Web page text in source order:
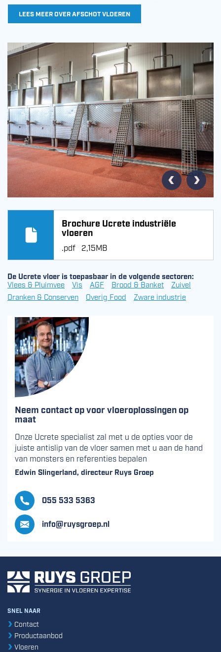
LEES MEER OVER AFSCHOT VLOEREN
Vorige Volgende
Brochure Ucrete industriële
vloeren
.pdf 2,15MB
De Ucrete vloer is toepasbaar in de volgende sectoren:
Vlees & Pluimvee
Vis AGF Brood & Banket
Zuivel
Dranken & Conserven
Overig Food Zware industrie
Neem contact op voor vloeroplossingen op
maat
Onze Ucrete specialist zal met u de opties voor de
juiste antislip van de vloer samen met u aan de hand
van monsters en referenties bepalen
Edwin Slingerland, directeur Ruys Groep
055 533 5363
info@ruysgroep.nl
SNEL NAAR
Contact
Productaanbod
Vloeren